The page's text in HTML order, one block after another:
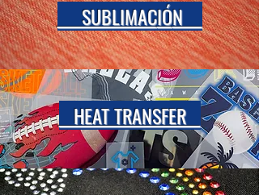
SUBLIMACIÓN
HEAT TRANSFER